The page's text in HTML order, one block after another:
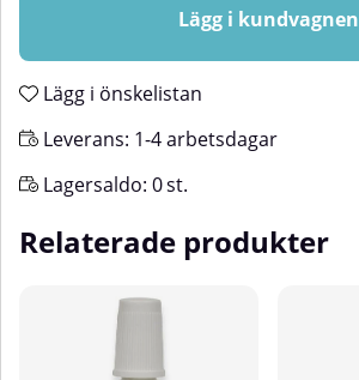
Lägg i kundvagnen
Lägg i önskelistan
Leverans: 1-4 arbetsdagar
Lagersaldo: 0st.
Relaterade produkter